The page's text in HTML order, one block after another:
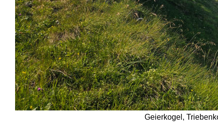
Geierkogel,